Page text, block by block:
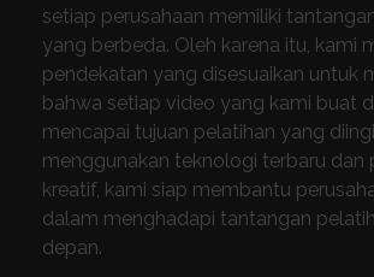
setiap perusahaan memiliki
yang berbeda. Oleh karena itu, kami
pendekatan yang disesuaikan untuk
bahwa setiap video yang kami buat
mencapai tujuan pelatihan yang
menggunakan teknologi terbaru dan
kreatif, kami siap membantu
dalam menghadapi tantangan
depan.